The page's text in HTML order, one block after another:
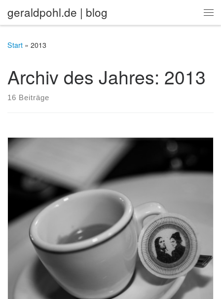
Zum Inhalt springen
geraldpohl.de | blog
Start » 2013
Archiv des Jahres: 2013
16 Beiträge